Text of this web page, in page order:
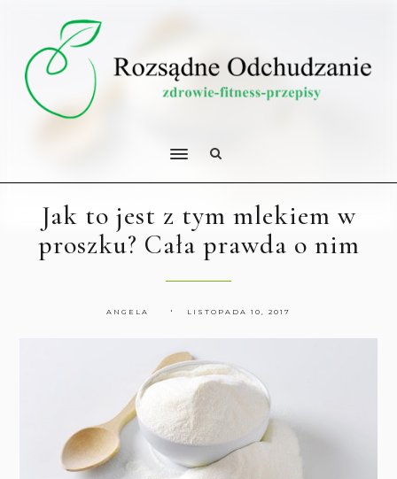
Jak to jest z tym mlekiem w
proszku? Cała prawda o nim
ANGELA LISTOPADA 10, 2017